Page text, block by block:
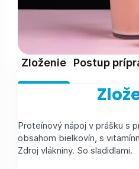
Zloženie Postup
Proteínový nápoj v prášku s
obsahom bielkovín, s
Zdroj vlákniny. So sladidlami.